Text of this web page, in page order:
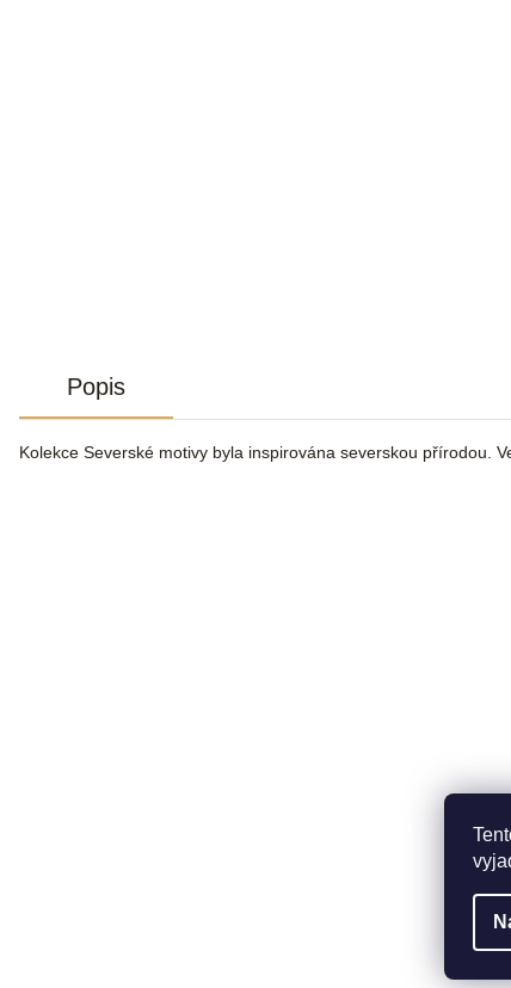
Popis
Kolekce Severské motivy byla inspirována severskou přírodou.